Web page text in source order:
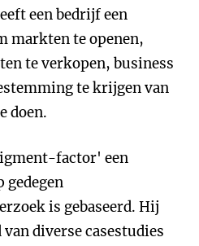
een bedrijf een
markten te openen,
te verkopen, business
te krijgen van
doen.
factor' een
gedegen
is gebaseerd. Hij
diverse casestudies